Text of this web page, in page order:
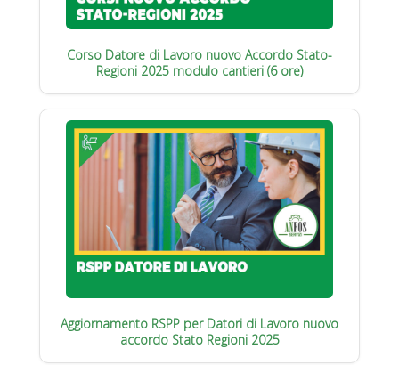
Corso Datore di Lavoro nuovo Accordo Stato-
Regioni 2025 modulo cantieri (6 ore)
Aggiornamento RSPP per Datori di Lavoro nuovo
accordo Stato Regioni 2025